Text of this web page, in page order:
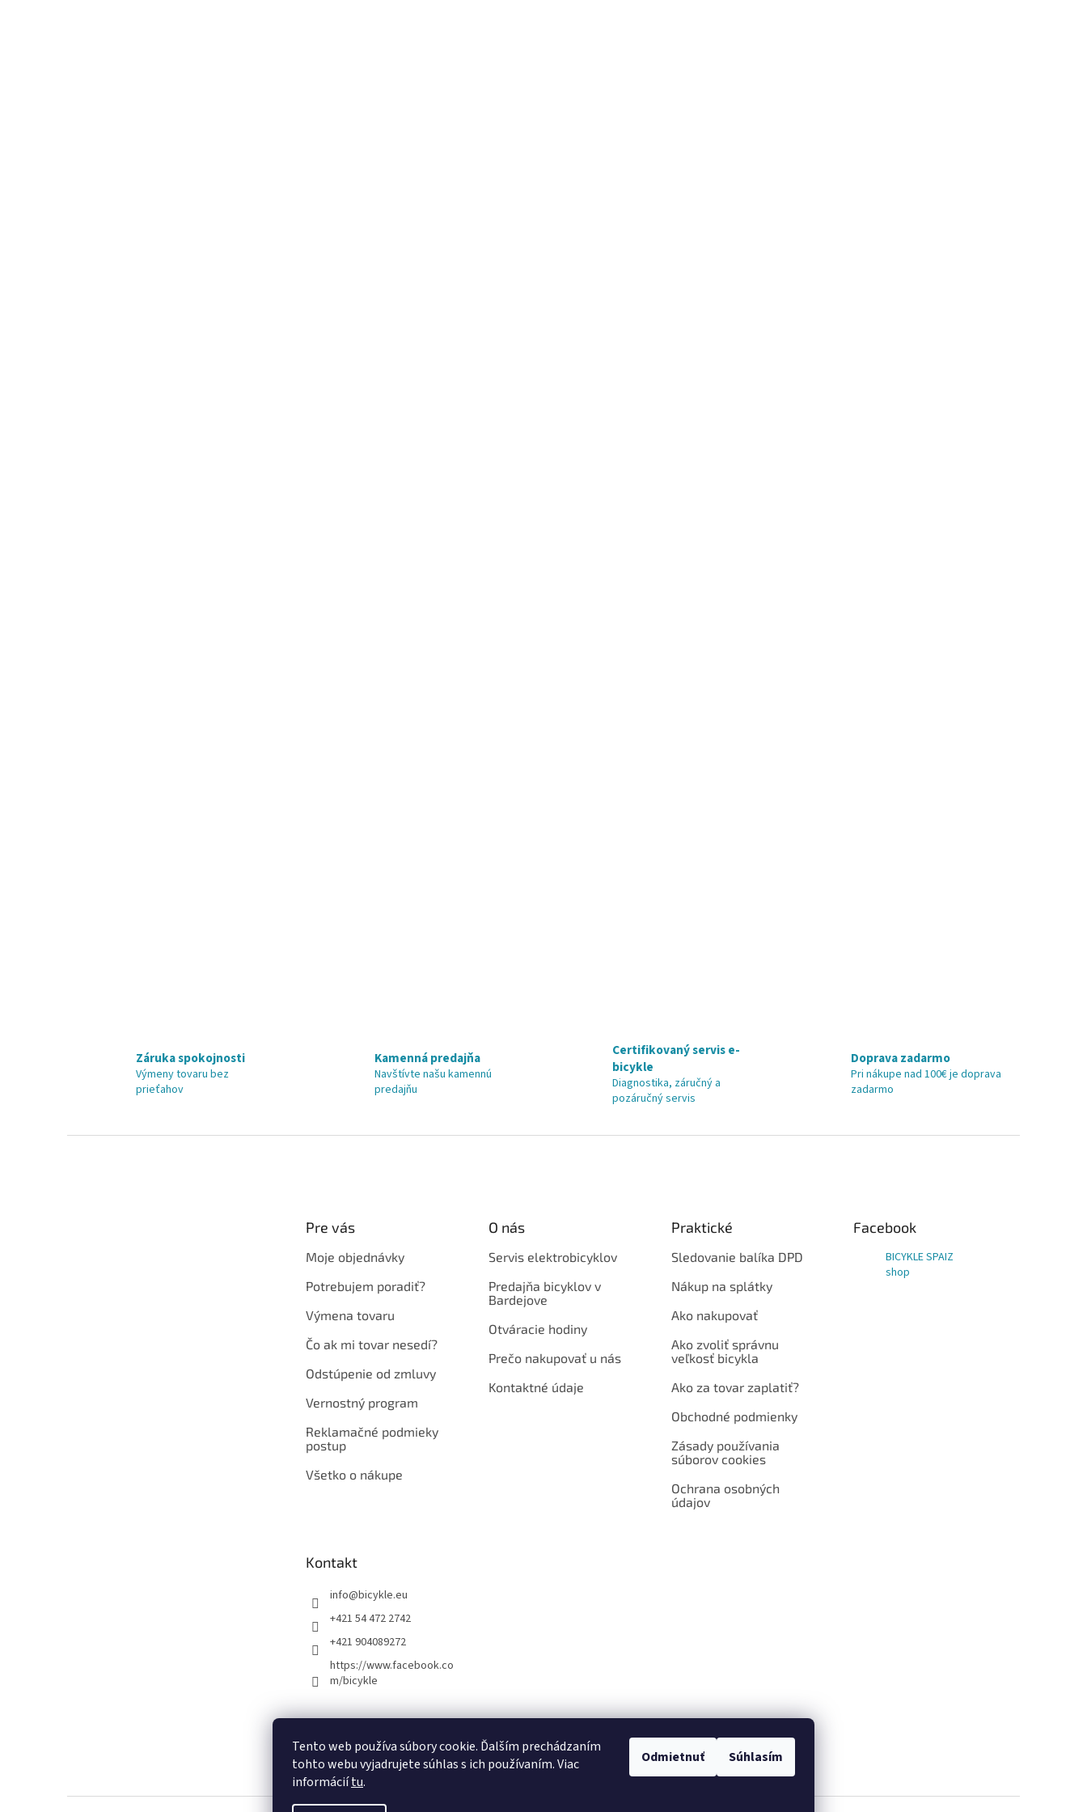
Tento web používa súbory cookie. Ďalším prechádzaním
tohto webu vyjadrujete súhlas s ich používaním. Viac
informáciítu.
Odmietnuť Súhlasím
Záruka spokojnosti
Výmeny tovaru bez
prieťahov
Kamenná predajňa
Navštívte našu kamennú
predajňu
Certifikovaný servis e-
bicykle
Diagnostika, záručný a
pozáručný servis
Doprava zadarmo
Pri nákupe nad 100€ je doprava
zadarmo
Pre vás
Moje objednávky
Potrebujem poradiť?
Výmena tovaru
Čo ak mi tovar nesedí?
Odstúpenie od zmluvy
Vernostný program
Reklamačné podmieky
postup
Všetko o nákupe
O nás
Servis elektrobicyklov
Predajňa bicyklov v
Bardejove
Otváracie hodiny
Prečo nakupovať u nás
Kontaktné údaje
Praktické
Sledovanie balíka DPD
Nákup na splátky
Ako nakupovať
Ako zvoliť správnu
veľkosť bicykla
Ako za tovar zaplatiť?
Obchodné podmienky
Zásady používania
súborov cookies
Ochrana osobných
údajov
Facebook
BICYKLE SPAIZ
shop
Kontakt
info@bicykle.eu
+421 54 472 2742
+421 904089272
https://www.facebook.co
m/bicykle